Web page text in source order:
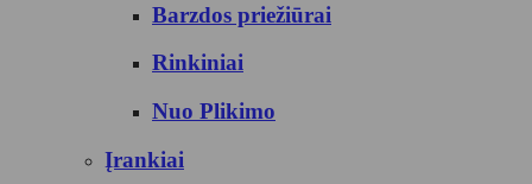
Barzdos priežiūrai
Rinkiniai
Nuo Plikimo
Įrankiai